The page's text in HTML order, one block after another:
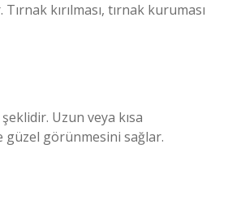
kırılması, tırnak kuruması
Uzun veya kısa
güzel görünmesini sağlar.